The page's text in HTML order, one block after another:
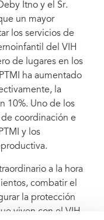
Itno y el Sr.
un mayor
los servicios de
del VIH
de lugares en los
ha aumentado
la
10%. Uno de los
coordinación e
y los
a la hora
combatir el
la protección
viven con el VIH.